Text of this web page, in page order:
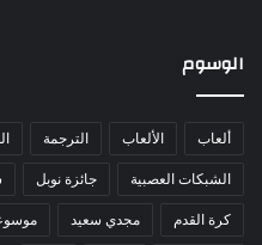
الوسوم
ألعاب الألعاب الترجمة
الشبكات العصبية جائزة نوبل
كرة القدم مجدي سعيد